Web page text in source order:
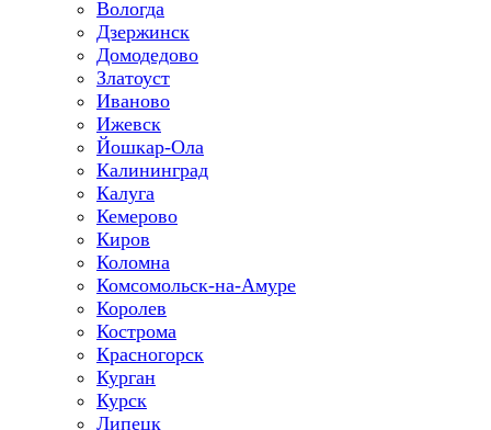
Вологда
Дзержинск
Домодедово
Златоуст
Иваново
Ижевск
Йошкар-Ола
Калининград
Калуга
Кемерово
Киров
Коломна
Комсомольск-на-Амуре
Королев
Кострома
Красногорск
Курган
Курск
Липецк